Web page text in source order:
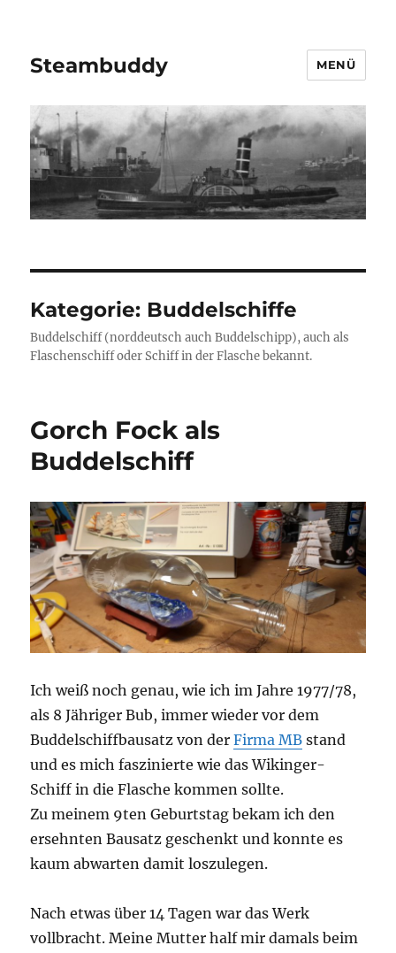
Steambuddy MENÜ
Kategorie: Buddelschiffe
Buddelschiff (norddeutsch auch Buddelschipp), auch als
Flaschenschiff oder Schiff in der Flasche bekannt.
Gorch Fock als
Buddelschiff
Ich weiß noch genau, wie ich im Jahre 1977/78,
als 8 Jähriger Bub, immer wieder vor dem
Buddelschiffbausatz von derFirma MB stand
und es mich faszinierte wie das Wikinger-
Schiff in die Flasche kommen sollte.
Zu meinem 9ten Geburtstag bekam ich den
ersehnten Bausatz geschenkt und konnte es
kaum abwarten damit loszulegen.
Nach etwas über 14 Tagen war das Werk
vollbracht. Meine Mutter half mir damals beim